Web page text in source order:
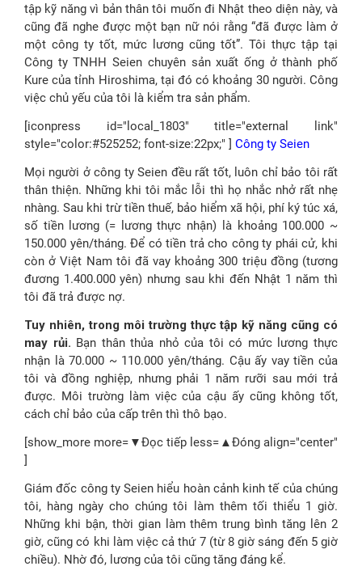
tập kỹ năng vì bản thân tôi muốn đi Nhật theo diện này, và
cũng đã nghe được một bạn nữ nói rằng “đã được làm ở
một công ty tốt, mức lương cũng tốt”. Tôi thực tập tại
Công ty TNHH Seien chuyên sản xuất ống ở thành phố
Kure của tỉnh Hiroshima, tại đó có khoảng 30 người. Công
việc chủ yếu của tôi là kiểm tra sản phẩm.
[iconpress id="local_1803" title="external link"
style="color:#525252; font-size:22px;" ] Công ty Seien
Mọi người ở công ty Seien đều rất tốt, luôn chỉ bảo tôi rất
thân thiện. Những khi tôi mắc lỗi thì họ nhắc nhở rất nhẹ
nhàng. Sau khi trừ tiền thuế, bảo hiểm xã hội, phí ký túc xá,
số tiền lương (= lương thực nhận) là khoảng 100.000 ~
150.000 yên/tháng. Để có tiền trả cho công ty phái cử, khi
còn ở Việt Nam tôi đã vay khoảng 300 triệu đồng (tương
đương 1.400.000 yên) nhưng sau khi đến Nhật 1 năm thì
tôi đã trả được nợ.
Tuy nhiên, trong môi trường thực tập kỹ năng cũng có
may rủi. Bạn thân thủa nhỏ của tôi có mức lương thực
nhận là 70.000 ~ 110.000 yên/tháng. Cậu ấy vay tiền của
tôi và đồng nghiệp, nhưng phải 1 năm rưỡi sau mới trả
được. Môi trường làm việc của cậu ấy cũng không tốt,
cách chỉ bảo của cấp trên thì thô bạo.
[show_more more=▼Đọc tiếp less=▲Đóng align="center"
]
Giám đốc công ty Seien hiểu hoàn cảnh kinh tế của chúng
tôi, hàng ngày cho chúng tôi làm thêm tối thiểu 1 giờ.
Những khi bận, thời gian làm thêm trung bình tăng lên 2
giờ, cũng có khi làm việc cả thứ 7 (từ 8 giờ sáng đến 5 giờ
chiều). Nhờ đó, lương của tôi cũng tăng đáng kể.